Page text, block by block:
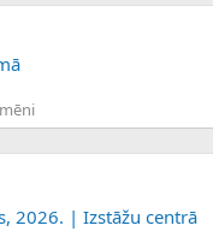
2026. | Izstāžu centrā